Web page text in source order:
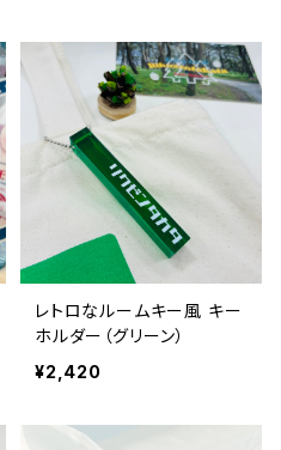
レトロなルームキー風 キー
ホルダー（グリーン）
¥2,420